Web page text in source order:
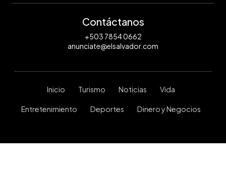
Contáctanos
+503 7854 0662
anunciate@elsalvador.com
Inicio Turismo Noticias Vida
Entretenimiento Deportes Dinero y Negocios